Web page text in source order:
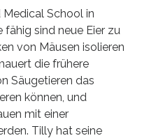
School in
sind neue Eier zu
von Mäusen isolieren
die frühere
Säugetieren das
können, und
mit einer
Tilly hat seine